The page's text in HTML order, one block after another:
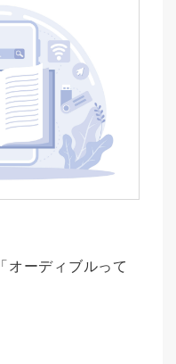
「オーディブルって